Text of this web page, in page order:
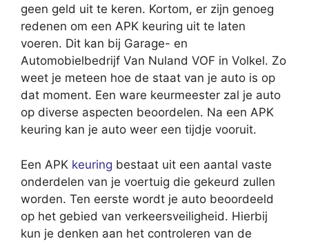
geen geld uit te keren. Kortom, er zijn genoeg
redenen om een APK keuring uit te laten
voeren. Dit kan bij Garage- en
Automobielbedrijf Van Nuland VOF in Volkel. Zo
weet je meteen hoe de staat van je auto is op
dat moment. Een ware keurmeester zal je auto
op diverse aspecten beoordelen. Na een APK
keuring kan je auto weer een tijdje vooruit.
Een APK keuring bestaat uit een aantal vaste
onderdelen van je voertuig die gekeurd zullen
worden. Ten eerste wordt je auto beoordeeld
op het gebied van verkeersveiligheid. Hierbij
kun je denken aan het controleren van de